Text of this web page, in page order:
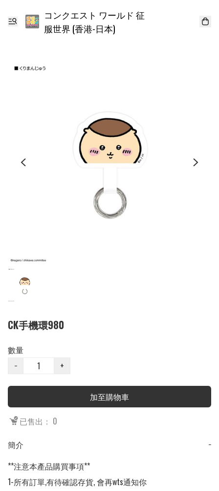
コンクエスト ワールド 征
服世界 (香港-日本)
CK手機環980
數量
−
+
加至購物車
已售出： 0
簡介
−
**注意本產品購買事項**
1-所有訂單,有待確認存貨, 會再wts通知你